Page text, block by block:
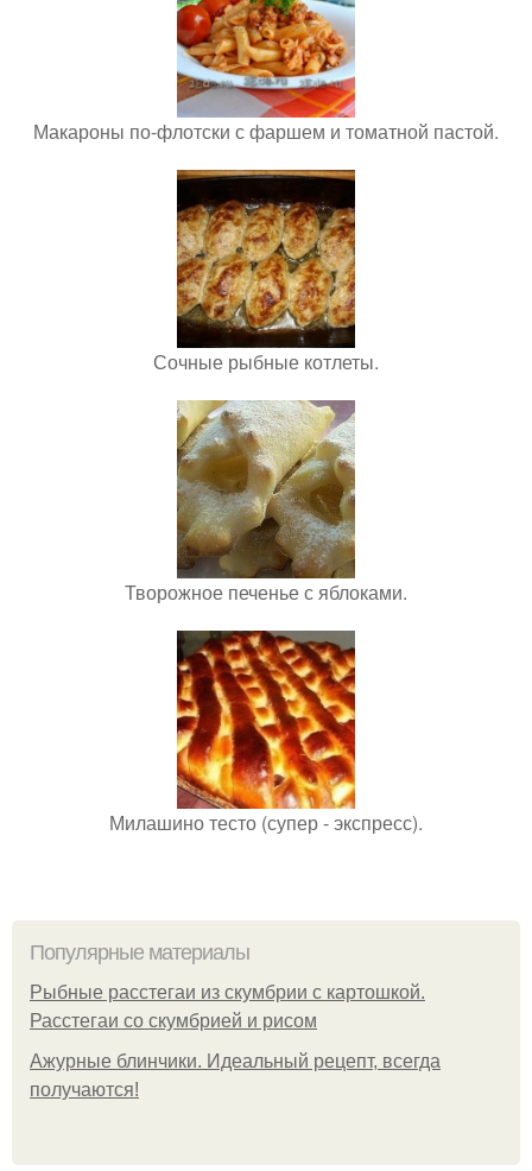
Макароны по-флотски с фаршем и томатной пастой.
Сочные рыбные котлеты.
Творожное печенье с яблоками.
Милашино тесто (супер - экспресс).
Популярные материалы
Рыбные расстегаи из скумбрии с картошкой.
Расстегаи со скумбрией и рисом
Ажурные блинчики. Идеальный рецепт, всегда
получаются!